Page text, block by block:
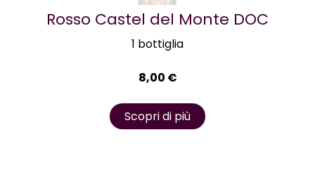
Rosso Castel del Monte DOC
1 bottiglia
8,00 €
Scopri di più